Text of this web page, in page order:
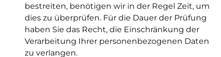
bestreiten, benötigen wir in der Regel Zeit, um
dies zu überprüfen. Für die Dauer der Prüfung
haben Sie das Recht, die Einschränkung der
Verarbeitung Ihrer personenbezogenen Daten
zu verlangen.